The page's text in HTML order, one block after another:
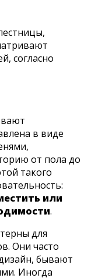
согласно
в виде
от пола до
такого
или
.
для
Они часто
бывают
Иногда